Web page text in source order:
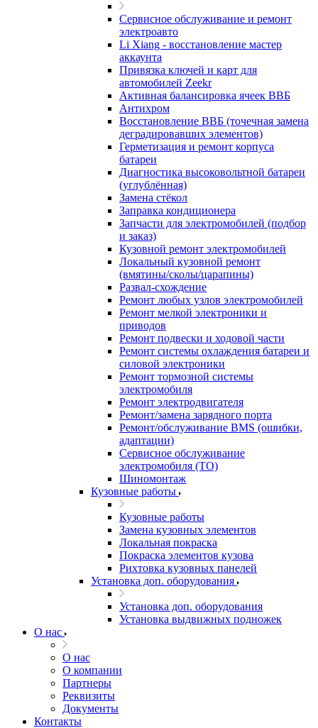
Сервисное обслуживание и ремонт
электроавто
Li Xiang - восстановление мастер
аккаунта
Привязка ключей и карт для
автомобилей Zeekr
Активная балансировка ячеек ВВБ
Антихром
Восстановление ВВБ (точечная замена
деградировавших элементов)
Герметизация и ремонт корпуса
батареи
Диагностика высоковольтной батареи
(углублённая)
Замена стёкол
Заправка кондиционера
Запчасти для электромобилей (подбор
и заказ)
Кузовной ремонт электромобилей
Локальный кузовной ремонт
(вмятины/сколы/царапины)
Развал-схождение
Ремонт любых узлов электромобилей
Ремонт мелкой электроники и
приводов
Ремонт подвески и ходовой части
Ремонт системы охлаждения батареи и
силовой электроники
Ремонт тормозной системы
электромобиля
Ремонт электродвигателя
Ремонт/замена зарядного порта
Ремонт/обслуживание BMS (ошибки,
адаптации)
Сервисное обслуживание
электромобиля (ТО)
Шиномонтаж
Кузовные работы
Кузовные работы
Замена кузовных элементов
Локальная покраска
Покраска элементов кузова
Рихтовка кузовных панелей
Установка доп. оборудования
Установка доп. оборудования
Установка выдвижных подножек
О нас
О нас
О компании
Партнеры
Реквизиты
Документы
Контакты